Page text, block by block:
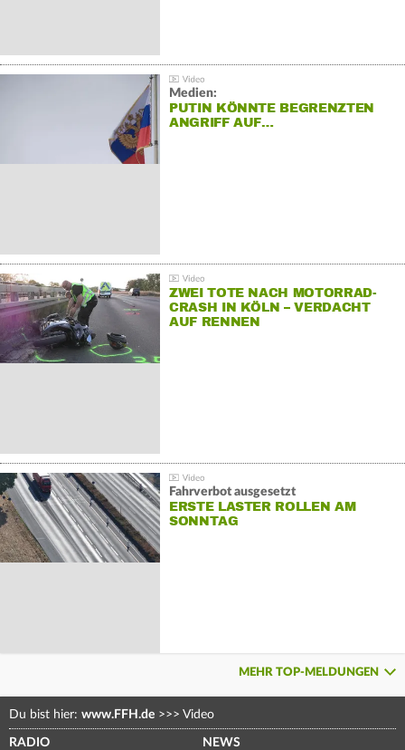
Medien:
PUTIN KÖNNTE BEGRENZTEN
ANGRIFF AUF…
ZWEI TOTE NACH MOTORRAD-
CRASH IN KÖLN – VERDACHT
AUF RENNEN
Fahrverbot ausgesetzt
ERSTE LASTER ROLLEN AM
SONNTAG
MEHR TOP-MELDUNGEN
Du bist hier: www.FFH.de >>> Video
RADIO NEWS